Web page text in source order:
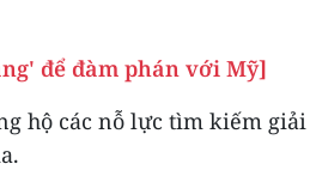
để đàm phán với Mỹ]
hộ các nỗ lực tìm kiếm giải